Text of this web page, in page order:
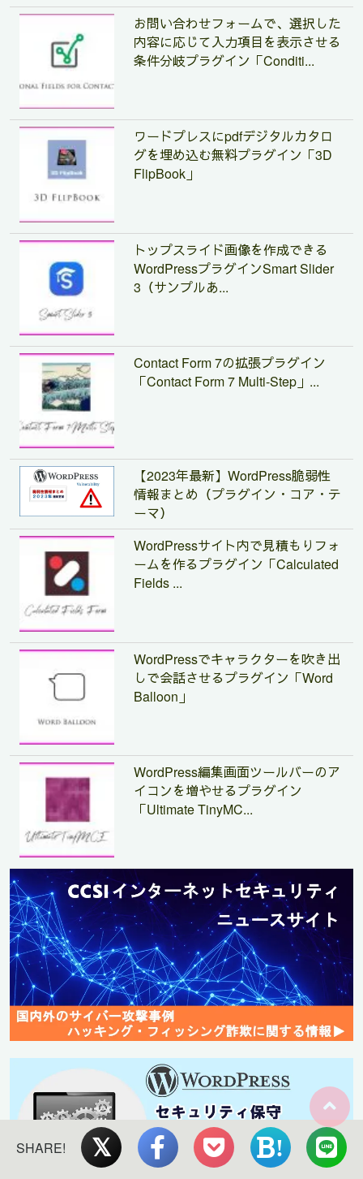
お問い合わせフォームで、選択した
内容に応じて入力項目を表示させる
条件分岐プラグイン「Conditi...
ワードプレスにpdfデジタルカタロ
グを埋め込む無料プラグイン「3D
FlipBook」
トップスライド画像を作成できる
WordPressプラグインSmart Slider
3（サンプルあ...
Contact Form 7の拡張プラグイン
「Contact Form 7 Multi-Step」...
【2023年最新】WordPress脆弱性
情報まとめ（プラグイン・コア・テ
ーマ）
WordPressサイト内で見積もりフォ
ームを作るプラグイン「Calculated
Fields ...
WordPressでキャラクターを吹き出
しで会話させるプラグイン「Word
Balloon」
WordPress編集画面ツールバーのア
イコンを増やせるプラグイン
「Ultimate TinyMC...
SHARE! !